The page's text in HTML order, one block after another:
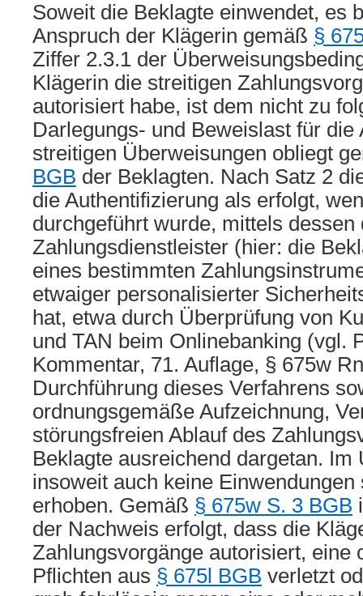
Soweit die Beklagte einwendet, es
Anspruch der Klägerin gemäß §
Ziffer 2.3.1 der
Klägerin die streitigen
autorisiert habe, ist dem nicht zu
Darlegungs- und Beweislast für die
streitigen Überweisungen obliegt
BGB der Beklagten. Nach Satz 2
die Authentifizierung als erfolgt,
durchgeführt wurde, mittels dessen
Zahlungsdienstleister (hier: die
eines bestimmten
etwaiger personalisierter
hat, etwa durch Überprüfung von
und TAN beim Onlinebanking (vgl.
Kommentar, 71. Auflage, § 675w
Durchführung dieses Verfahrens
ordnungsgemäße Aufzeichnung,
störungsfreien Ablauf des
Beklagte ausreichend dargetan. Im
insoweit auch keine
erhoben. Gemäß § 675w S. 3 BGB
der Nachweis erfolgt, dass die
Zahlungsvorgänge autorisiert, eine
Pflichten aus § 675l BGB verletzt